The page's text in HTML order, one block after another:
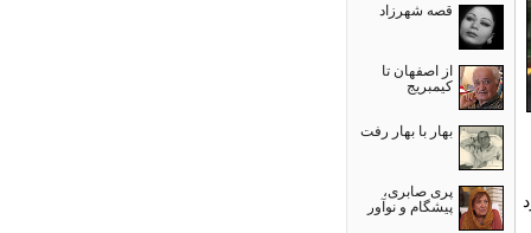
قصه شهرزاد
از اصفهان تا
کیمبریج
بهار با بهار رفت
پری صابری،
پیشگام و نوآور